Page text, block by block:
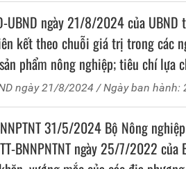
ngày 21/8/2024 của UBND
kết theo chuỗi giá trị trong các
phẩm nông nghiệp; tiêu chí lựa
Chương trình mục tiêu quốc gia
ngày 21/8/2024 / Ngày ban hành:
31/5/2024 Bộ Nông
BNNPNTNT ngày 25/7/2022 của